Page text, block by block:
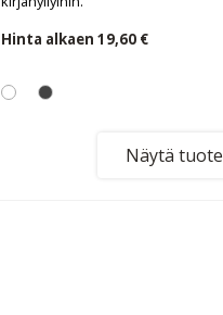
Hinta alkaen 19,60 €
Näytä tuote